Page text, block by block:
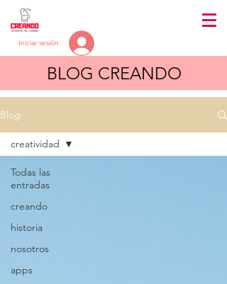
Iniciar sesión
BLOG CREANDO
Blog
Todas las
entradas
creando
historia
nosotros
apps
creatividad